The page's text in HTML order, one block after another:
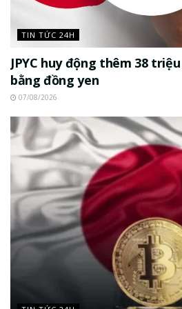
TIN TỨC 24H
JPYC huy động thêm 38
bằng đồng yen
07/08/2026